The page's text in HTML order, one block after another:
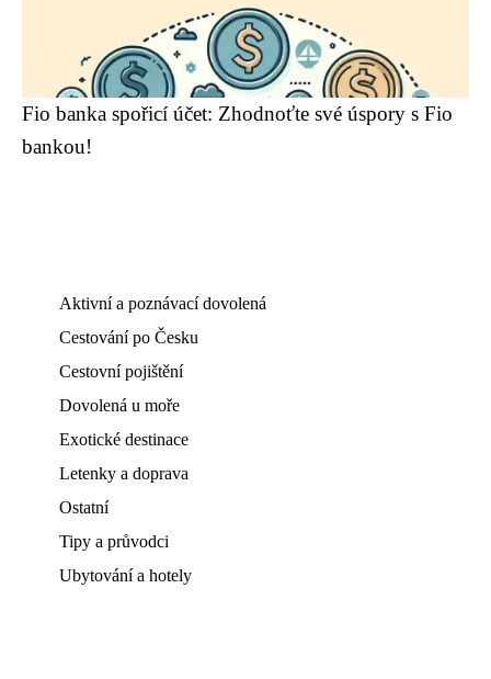
Fio banka spořicí účet: Zhodnoťte své úspory s Fio
bankou!
Aktivní a poznávací dovolená
Cestování po Česku
Cestovní pojištění
Dovolená u moře
Exotické destinace
Letenky a doprava
Ostatní
Tipy a průvodci
Ubytování a hotely